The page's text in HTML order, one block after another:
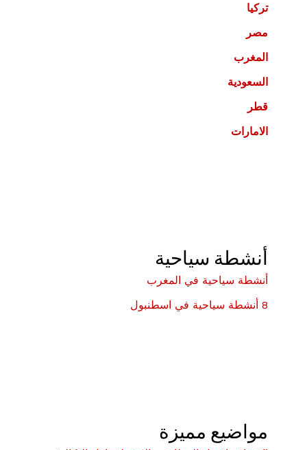
تركيا
مصر
المغرب
السعودية
قطر
الامارات
أنشطة سياحية
أنشطة سياحية في المغرب
8 أنشطة سياحية في اسطنبول
مواضيع مميزة